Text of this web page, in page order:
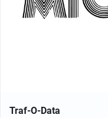
Traf-O-Data